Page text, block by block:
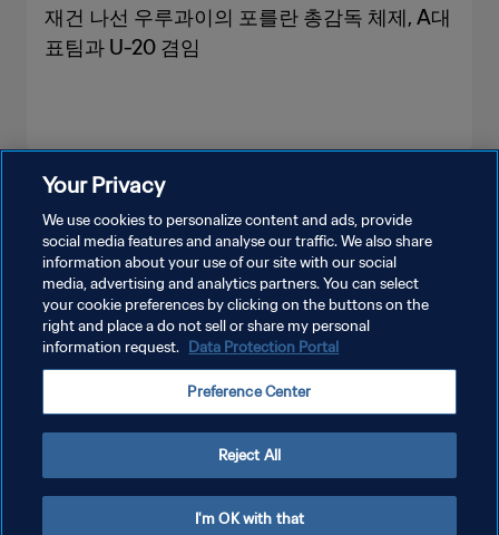
재건 나선 우루과이의 포를란 총감독 체제, A대
표팀과 U-20 겸임
개인정보 보호정책
쿠키 기본 설정 관리
Copyright © 1994 - 2026 FIFA. All rights reserved.
Your Privacy
We use cookies to personalize content and ads, provide
social media features and analyse our traffic. We also share
information about your use of our site with our social
media, advertising and analytics partners. You can select
your cookie preferences by clicking on the buttons on the
right and place a do not sell or share my personal
information request. Data Protection Portal
Preference Center
Reject All
I'm OK with that